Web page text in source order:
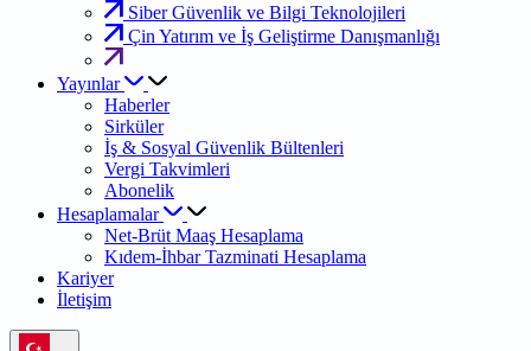
Siber Güvenlik ve Bilgi Teknolojileri
Çin Yatırım ve İş Geliştirme Danışmanlığı
Yayınlar
Haberler
Sirküler
İş & Sosyal Güvenlik Bültenleri
Vergi Takvimleri
Abonelik
Hesaplamalar
Net-Brüt Maaş Hesaplama
Kıdem-İhbar Tazminati Hesaplama
Kariyer
İletişim